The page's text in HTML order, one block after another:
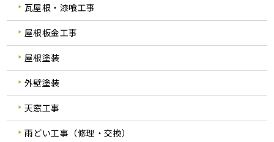
瓦屋根・漆喰工事
屋根板金工事
屋根塗装
外壁塗装
天窓工事
雨どい工事（修理・交換）